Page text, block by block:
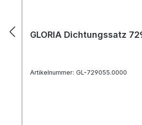
GLORIA Dichtungssatz
Artikelnummer: GL-729055.0000